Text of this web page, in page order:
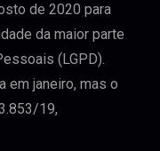
de 2020 para
da maior parte
(LGPD).
em janeiro, mas o
19,